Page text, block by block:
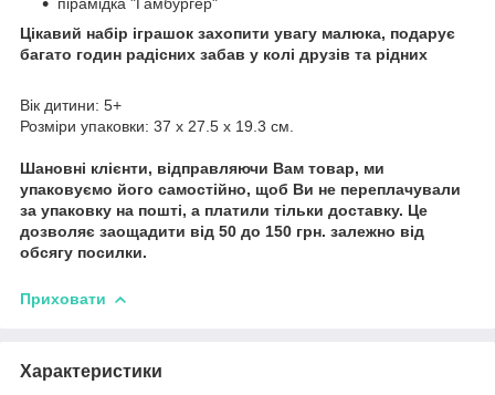
Цікавий набір іграшок захопити увагу малюка, подарує
багато годин радісних забав у колі друзів та рідних
Вік дитини: 5+
Розміри упаковки: 37 х 27.5 х 19.3 см.
Шановні клієнти, відправляючи Вам товар, ми
упаковуємо його самостійно, щоб Ви не переплачували
за упаковку на пошті, а платили тільки доставку. Це
дозволяє заощадити від 50 до 150 грн. залежно від
обсягу посилки.
Приховати
Характеристики